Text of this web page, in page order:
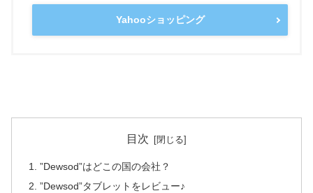
Yahooショッピング
目次
”Dewsod”はどこの国の会社？
”Dewsod”タブレットをレビュー♪